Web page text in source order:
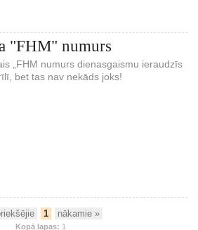
"FHM" numurs
„FHM numurs dienasgaismu ieraudzīs
bet tas nav nekāds joks!
1 nākamie »
Kopā lapas: 1